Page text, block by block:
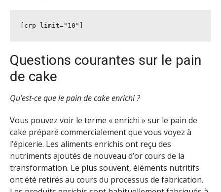
[crp limit="10"]
Questions courantes sur le pain
de cake
Qu’est-ce que le pain de cake enrichi ?
Vous pouvez voir le terme « enrichi » sur le pain de
cake préparé commercialement que vous voyez à
l’épicerie. Les aliments enrichis ont reçu des
nutriments ajoutés de nouveau d’or cours de la
transformation. Le plus souvent, éléments nutritifs
ont été retirés au cours du processus de fabrication.